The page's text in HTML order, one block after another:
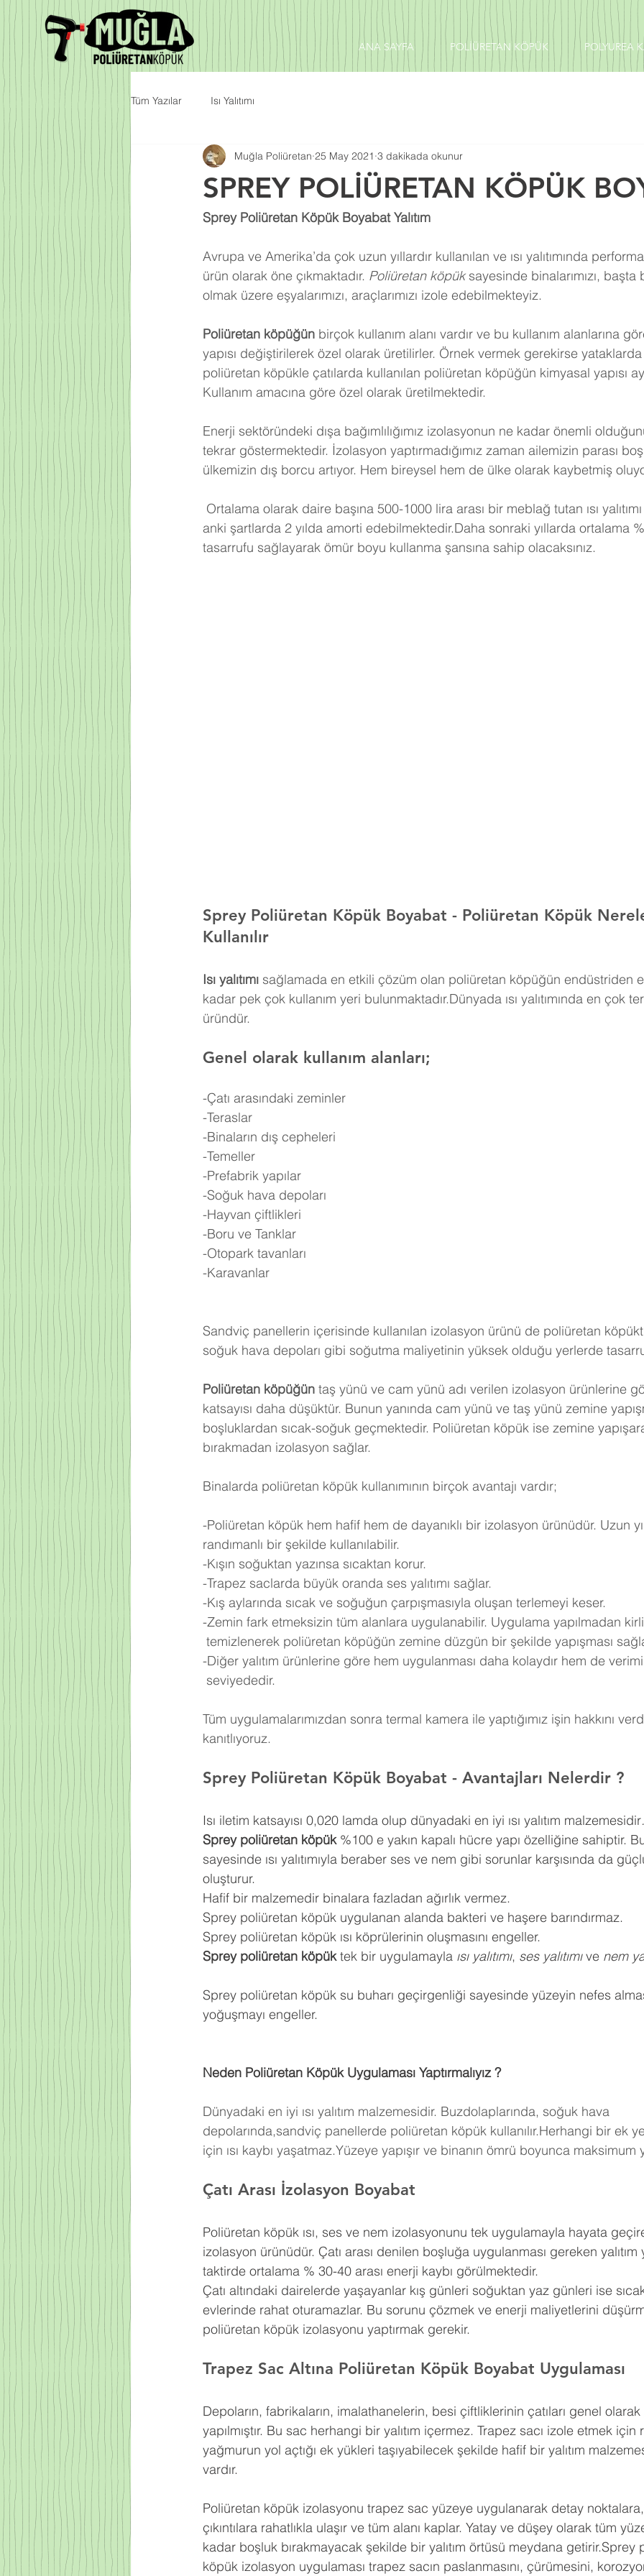
ANA SAYFA POLİÜRETAN KÖPÜK POLYUREA
Tüm Yazılar Isı Yalıtımı
SPREY POLİÜRETAN KÖPÜK
Muğla Poliüretan 25 May 2021 3 dakikada okunur
Sprey Poliüretan Köpük Boyabat Yalıtım
Avrupa ve Amerika’da çok uzun yıllardır kullanılan ve ısı yalıtımında
ürün olarak öne çıkmaktadır. Poliüretan köpük sayesinde binalarımızı, başta
olmak üzere eşyalarımızı, araçlarımızı izole edebilmekteyiz.
Poliüretan köpüğün birçok kullanım alanı vardır ve bu kullanım alanlarına
yapısı değiştirilerek özel olarak üretilirler. Örnek vermek gerekirse
poliüretan köpükle çatılarda kullanılan poliüretan köpüğün kimyasal yapısı
Kullanım amacına göre özel olarak üretilmektedir.
Enerji sektöründeki dışa bağımlılığımız izolasyonun ne kadar önemli
tekrar göstermektedir. İzolasyon yaptırmadığımız zaman ailemizin parası
ülkemizin dış borcu artıyor. Hem bireysel hem de ülke olarak kaybetmiş
Ortalama olarak daire başına 500-1000 lira arası bir meblağ tutan ısı
anki şartlarda 2 yılda amorti edebilmektedir.Daha sonraki yıllarda ortalama
tasarrufu sağlayarak ömür boyu kullanma şansına sahip olacaksınız.
Sprey Poliüretan Köpük Boyabat - Poliüretan Köpük
Kullanılır
Isı yalıtımı sağlamada en etkili çözüm olan poliüretan köpüğün endüstriden
kadar pek çok kullanım yeri bulunmaktadır.Dünyada ısı yalıtımında en çok
üründür.
Genel olarak kullanım alanları;
-Çatı arasındaki zeminler
-Teraslar
-Binaların dış cepheleri
-Temeller
-Prefabrik yapılar
-Soğuk hava depoları
-Hayvan çiftlikleri
-Boru ve Tanklar
-Otopark tavanları
-Karavanlar
Sandviç panellerin içerisinde kullanılan izolasyon ürünü de poliüretan
soğuk hava depoları gibi soğutma maliyetinin yüksek olduğu yerlerde
Poliüretan köpüğün taş yünü ve cam yünü adı verilen izolasyon ürünlerine
katsayısı daha düşüktür. Bunun yanında cam yünü ve taş yünü zemine
boşluklardan sıcak-soğuk geçmektedir. Poliüretan köpük ise zemine
bırakmadan izolasyon sağlar.
Binalarda poliüretan köpük kullanımının birçok avantajı vardır;
-Poliüretan köpük hem hafif hem de dayanıklı bir izolasyon ürünüdür. Uzun
randımanlı bir şekilde kullanılabilir.
-Kışın soğuktan yazınsa sıcaktan korur.
-Trapez saclarda büyük oranda ses yalıtımı sağlar.
-Kış aylarında sıcak ve soğuğun çarpışmasıyla oluşan terlemeyi keser.
-Zemin fark etmeksizin tüm alanlara uygulanabilir. Uygulama yapılmadan
temizlenerek poliüretan köpüğün zemine düzgün bir şekilde yapışması
-Diğer yalıtım ürünlerine göre hem uygulanması daha kolaydır hem de
seviyededir.
Tüm uygulamalarımızdan sonra termal kamera ile yaptığımız işin hakkını
kanıtlıyoruz.
Sprey Poliüretan Köpük Boyabat - Avantajları Nelerdir ?
Isı iletim katsayısı 0,020 lamda olup dünyadaki en iyi ısı yalıtım malzemesidir.
Sprey poliüretan köpük %100 e yakın kapalı hücre yapı özelliğine sahiptir.
sayesinde ısı yalıtımıyla beraber ses ve nem gibi sorunlar karşısında da
oluşturur.
Hafif bir malzemedir binalara fazladan ağırlık vermez.
Sprey poliüretan köpük uygulanan alanda bakteri ve haşere barındırmaz.
Sprey poliüretan köpük ısı köprülerinin oluşmasını engeller.
Sprey poliüretan köpük tek bir uygulamayla ısı yalıtımı, ses yalıtımı ve nem
Sprey poliüretan köpük su buharı geçirgenliği sayesinde yüzeyin nefes
yoğuşmayı engeller.
Neden Poliüretan Köpük Uygulaması Yaptırmalıyız ?
Dünyadaki en iyi ısı yalıtım malzemesidir. Buzdolaplarında, soğuk hava
depolarında,sandviç panellerde poliüretan köpük kullanılır.Herhangi bir ek
için ısı kaybı yaşatmaz.Yüzeye yapışır ve binanın ömrü boyunca maksimum
Çatı Arası İzolasyon Boyabat
Poliüretan köpük ısı, ses ve nem izolasyonunu tek uygulamayla hayata
izolasyon ürünüdür. Çatı arası denilen boşluğa uygulanması gereken yalıtım
taktirde ortalama % 30-40 arası enerji kaybı görülmektedir.
Çatı altındaki dairelerde yaşayanlar kış günleri soğuktan yaz günleri ise
evlerinde rahat oturamazlar. Bu sorunu çözmek ve enerji maliyetlerini
poliüretan köpük izolasyonu yaptırmak gerekir.
Trapez Sac Altına Poliüretan Köpük Boyabat Uygulaması
Depoların, fabrikaların, imalathanelerin, besi çiftliklerinin çatıları genel
yapılmıştır. Bu sac herhangi bir yalıtım içermez. Trapez sacı izole etmek
yağmurun yol açtığı ek yükleri taşıyabilecek şekilde hafif bir yalıtım
vardır.
Poliüretan köpük izolasyonu trapez sac yüzeye uygulanarak detay
çıkıntılara rahatlıkla ulaşır ve tüm alanı kaplar. Yatay ve düşey olarak tüm
kadar boşluk bırakmayacak şekilde bir yalıtım örtüsü meydana
köpük izolasyon uygulaması trapez sacın paslanmasını, çürümesini,